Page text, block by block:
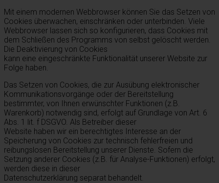
Mit einem modernen Webbrowser können Sie das Setzen von
Cookies überwachen, einschränken oder unterbinden. Viele
Webbrowser lassen sich so konfigurieren, dass Cookies mit
dem Schließen des Programms von selbst gelöscht werden.
Die Deaktivierung von Cookies
kann eine eingeschränkte Funktionalität unserer Website zur
Folge haben.
Das Setzen von Cookies, die zur Ausübung elektronischer
Kommunikationsvorgänge oder der Bereitstellung
bestimmter, von Ihnen erwünschter Funktionen (z.B.
Warenkorb) notwendig sind, erfolgt auf Grundlage von Art. 6
Abs. 1 lit. f DSGVO. Als Betreiber dieser
Website haben wir ein berechtigtes Interesse an der
Speicherung von Cookies zur technisch fehlerfreien und
reibungslosen Bereitstellung unserer Dienste. Sofern die
Setzung anderer Cookies (z.B. für Analyse-Funktionen) erfolgt,
werden diese in dieser
Datenschutzerklärung separat behandelt.